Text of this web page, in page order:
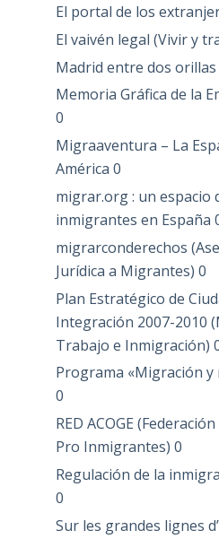
El portal de los
El vaivén legal (Vivir y
Madrid entre dos orillas
Memoria Gráfica de la
0
Migraaventura – La
América 0
migrar.org : un espacio
inmigrantes en España
migrarconderechos
Jurídica a Migrantes) 0
Plan Estratégico de
Integración 2007-2010
Trabajo e Inmigración)
Programa «Migración
0
RED ACOGE
Pro Inmigrantes) 0
Regulación de la
0
Sur les grandes lignes